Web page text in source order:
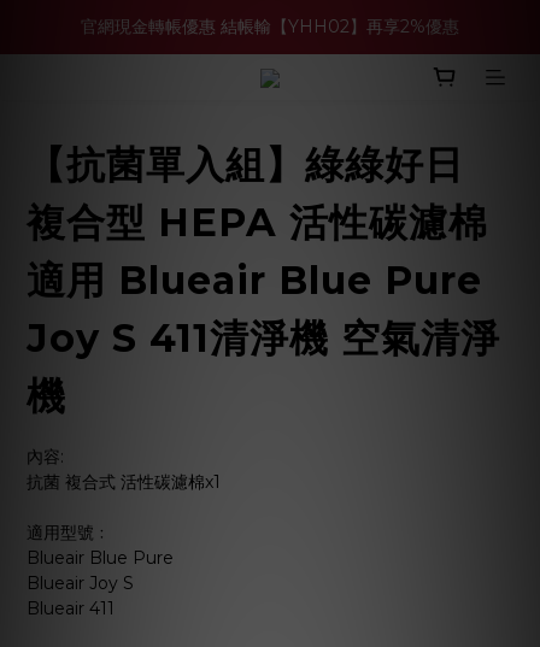
買多件家電找強老闆，比百貨公司更划算 >>
官網現金轉帳優惠 結帳輸【YHH02】再享2%優惠
買多件家電找強老闆，比百貨公司更划算 >>
【抗菌單入組】綠綠好日
複合型 HEPA 活性碳濾棉
適用 Blueair Blue Pure
Joy S 411清淨機 空氣清淨
機
內容:
抗菌 複合式 活性碳濾棉x1
適用型號﹕
Blueair Blue Pure
Blueair Joy S
Blueair 411